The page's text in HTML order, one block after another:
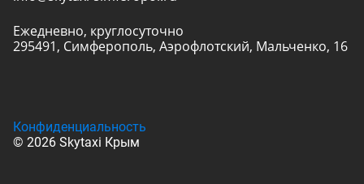
Ежедневно, круглосуточно
295491, Симферополь, Аэрофлотский, Мальченко, 16
© 2026 Skytaxi Крым
Конфиденциальность